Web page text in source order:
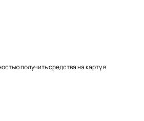
получить средства на карту в